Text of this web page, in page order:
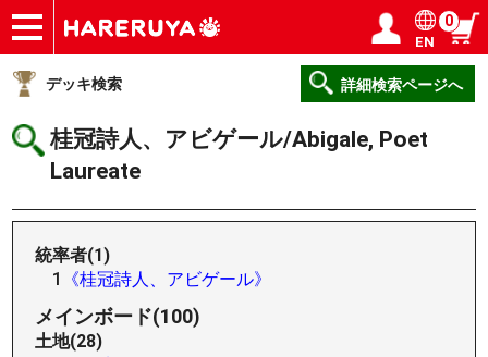
ショップ
買取
記事
デッキ検索
デッキ構築
選手一覧
店舗一覧
イベント
ヘルプ
お問い合わせ ログイン／会員登録
EN
0
デッキ検索 詳細検索ページへ
桂冠詩人、アビゲール/Abigale, Poet
Laureate
統率者(1)
1
《桂冠詩人、アビゲール》
メインボード(100)
土地(28)